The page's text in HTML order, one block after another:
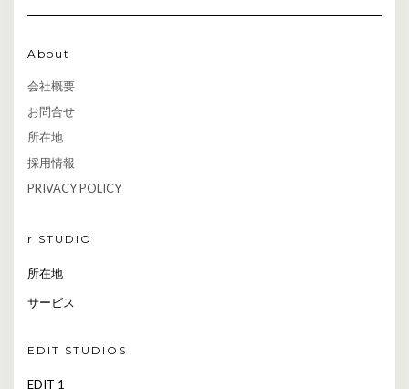
About
会社概要
お問合せ
所在地
採用情報
PRIVACY POLICY
r STUDIO
所在地
サービス
EDIT STUDIOS
EDIT 1